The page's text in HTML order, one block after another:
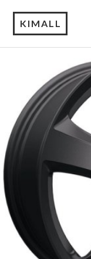
KIMALL